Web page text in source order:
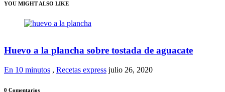
YOU MIGHT ALSO LIKE
Huevo a la plancha sobre tostada de aguacate
En 10 minutos , Recetas express julio 26, 2020
0 Comentarios